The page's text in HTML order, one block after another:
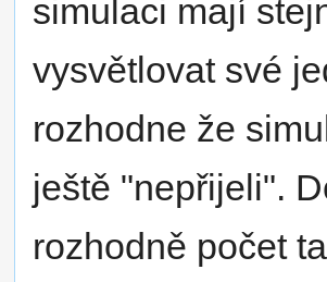
simulaci mají
vysvětlovat své
rozhodne že
ještě "nepřijeli".
rozhodně počet